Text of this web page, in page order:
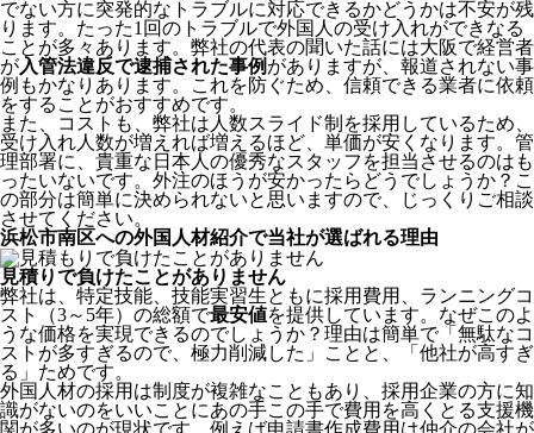
でない方に突発的なトラブルに対応できるかどうかは不安が残
ります。たった1回のトラブルで外国人の受け入れができなる
ことが多々あります。弊社の代表の聞いた話には大阪で経営者
が入管法違反で逮捕された事例 がありますが、報道されない事
例もかなりあります。これを防ぐため、信頼できる業者に依頼
をすることがおすすめです。
また、コストも、弊社は人数スライド制を採用しているため、
受け入れ人数が増えれば増えるほど、単価が安くなります。管
理部署に、貴重な日本人の優秀なスタッフを担当させるのはも
ったいないです。外注のほうが安かったらどうでしょうか？こ
の部分は簡単に決められないと思いますので、じっくりご相談
させてください。
浜松市南区への外国人材紹介で当社が選ばれる理由
見積りで負けたことがありません
弊社は、特定技能、技能実習生ともに採用費用、ランニングコ
スト（3～5年）の総額で最安値を提供しています。なぜこのよ
うな価格を実現できるのでしょうか？理由は簡単で「無駄なコ
ストが多すぎるので、極力削減した」ことと、
「他社が高すぎ
る」 ためです。
外国人材の採用は制度が複雑なこともあり、採用企業の方に知
識がないのをいいことにあの手この手で費用を高くとる支援機